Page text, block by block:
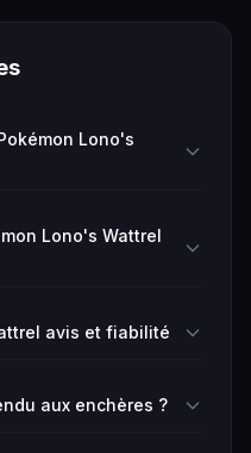
Lono's
Lono's Wattrel
avis et fiabilité
aux enchères ?